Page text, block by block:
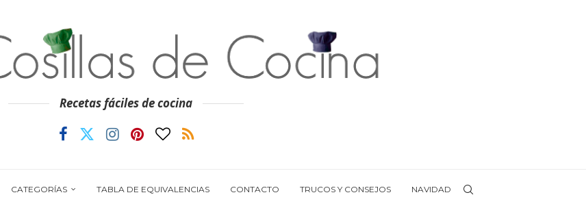
Recetas fáciles de cocina
CATEGORÍAS TABLA DE EQUIVALENCIAS CONTACTO TRUCOS Y CONSEJOS NAVIDAD